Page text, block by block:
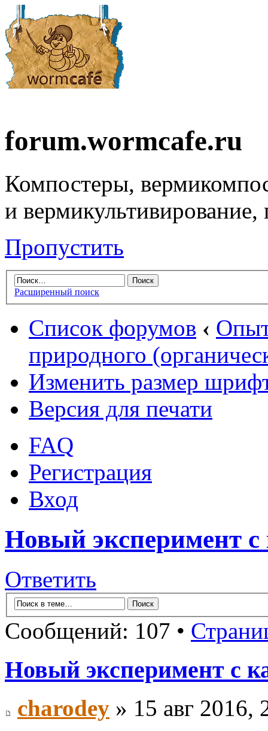
forum.wormcafe.ru
Компостеры,
и
Пропустить
Расширенный поиск
Список форумов ‹
природного
Изменить размер
Версия для печати
FAQ
Регистрация
Вход
Новый эксперимент
Ответить
Сообщений: 107 •
Новый эксперимент с
charodey » 15 авг 2016,